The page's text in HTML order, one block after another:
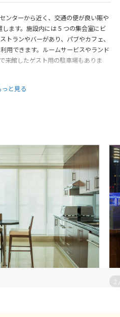
ンターから近く、交通の便が良い賑や
ます。施設内には 5 つの集会室にビ
トランやバーがあり、パブやカフェ、
用できます。ルームサービスやランド
来館したゲスト用の駐車場もありま
っと見る
2